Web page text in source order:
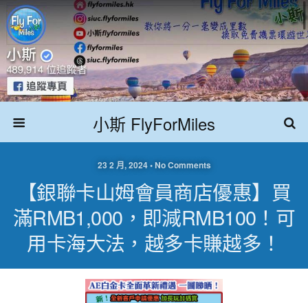
小斯 FlyForMiles
23 2 月, 2024 • No Comments
【銀聯卡山姆會員商店優惠】買
滿RMB1,000，即減RMB100！可
用卡海大法，越多卡賺越多！